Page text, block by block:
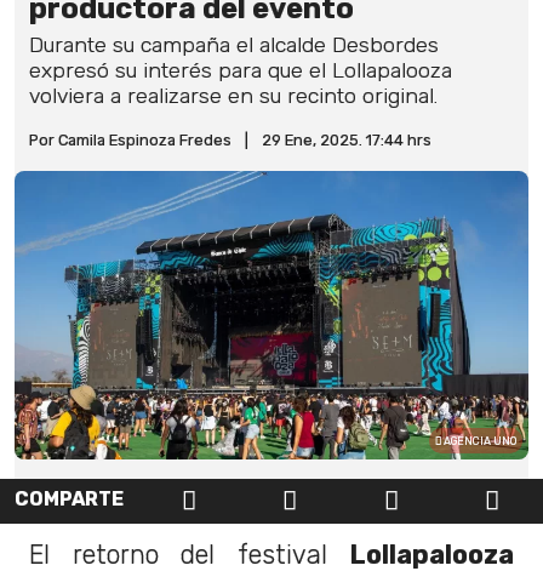
productora del evento
Durante su campaña el alcalde Desbordes
expresó su interés para que el Lollapalooza
volviera a realizarse en su recinto original.
Por Camila Espinoza Fredes 29 Ene, 2025. 17:44 hrs
AGENCIA UNO
COMPARTE
El retorno del festival Lollapalooza